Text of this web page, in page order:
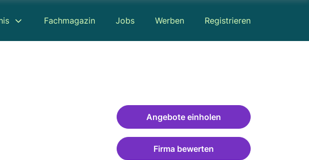
Fachmagazin Jobs Werben Registrieren
Angebote einholen
Firma bewerten